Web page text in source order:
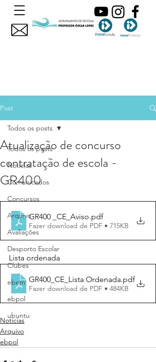
Post
Todos os posts
Noticias
Comunicados
Concursos
Arquivo
Avaliações
Desporto Escolar
Clubes
ebem
ebpol
ubuntu
Todos os posts
Atualização de concurso
contratação de escola -
GR400
GR400 _CE_Aviso.pdf
Fazer download de PDF • 715KB
Lista ordenada
GR400_CE_Lista Ordenada.pdf
Fazer download de PDF • 484KB
Noticias
Arquivo
ebpol